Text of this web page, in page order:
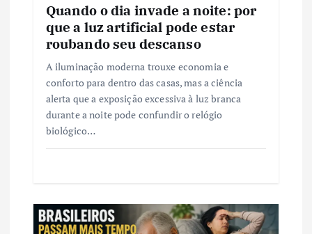
Quando o dia invade a noite: por
que a luz artificial pode estar
roubando seu descanso
A iluminação moderna trouxe economia e
conforto para dentro das casas, mas a ciência
alerta que a exposição excessiva à luz branca
durante a noite pode confundir o relógio
biológico…